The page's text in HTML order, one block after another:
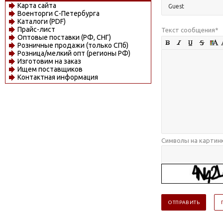
Карта сайта
Военторги С-Петербурга
Каталоги (PDF)
Прайс-лист
Оптовые поставки (РФ, СНГ)
Розничные продажи (только СПб)
Розница/мелкий опт (регионы РФ)
Изготовим на заказ
Ищем поставщиков
Контактная информация
Текст сообщения*
Символы на